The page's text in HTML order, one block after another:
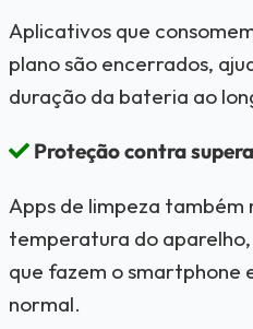
Aplicativos que
plano são encerrados,
duração da bateria ao
Proteção contra
Apps de limpeza também
temperatura do
que fazem o smartphone
normal.